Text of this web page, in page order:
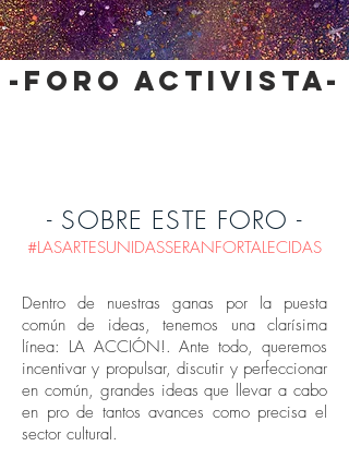
-foro activista-
- SOBRE ESTE FORO -
#LASARTESUNIDASSERANFORTALECIDAS
Dentro de nuestras ganas por la puesta
común de ideas, tenemos una clarísima
línea: LA ACCIÓN!. Ante todo, queremos
incentivar y propulsar, discutir y perfeccionar
en común, grandes ideas que llevar a cabo
en pro de tantos avances como precisa el
sector cultural.